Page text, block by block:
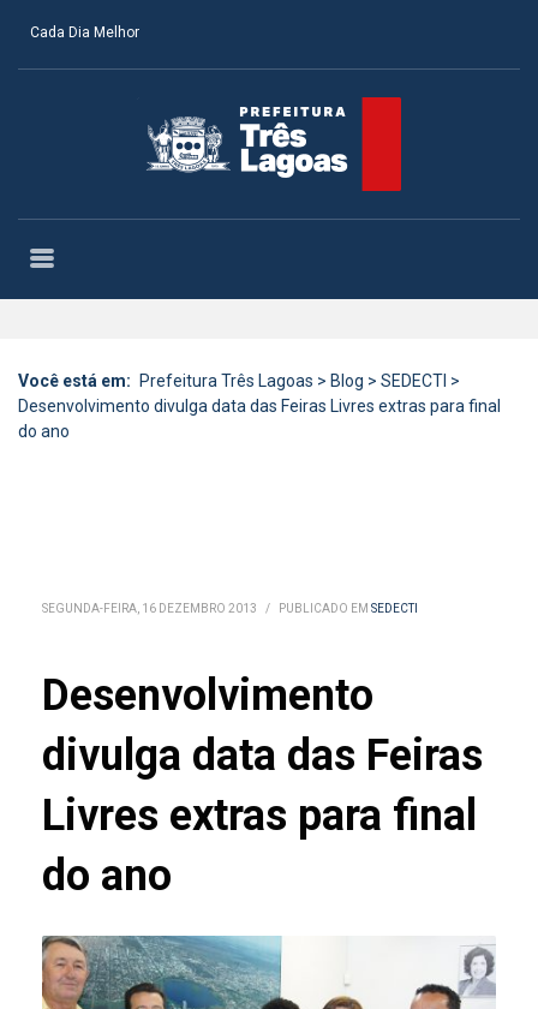
Cada Dia Melhor
Você está em: Prefeitura Três Lagoas > Blog > SEDECTI >
Desenvolvimento divulga data das Feiras Livres extras para final
do ano
SEGUNDA-FEIRA, 16 DEZEMBRO 2013 / PUBLICADO EM SEDECTI
Desenvolvimento
divulga data das Feiras
Livres extras para final
do ano